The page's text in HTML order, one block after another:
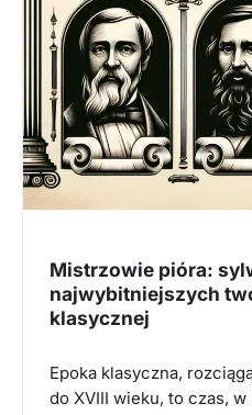
Mistrzowie pióra:
najwybitniejszych
klasycznej
Epoka klasyczna,
do XVIII wieku, to czas,